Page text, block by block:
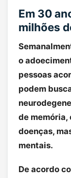
Em 30
milhões
o
pessoas
podem
de memória,
doenças,
mentais.
De acordo